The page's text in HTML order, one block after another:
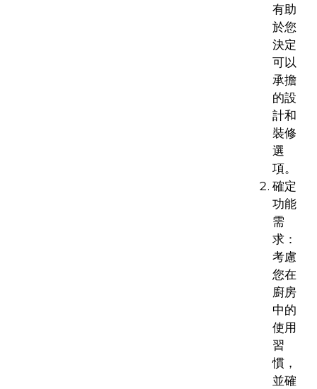
有助
於您
決定
可以
承擔
的設
計和
裝修
選
項。
確定
功能
需
求：
考慮
您在
廚房
中的
使用
習
慣，
並確